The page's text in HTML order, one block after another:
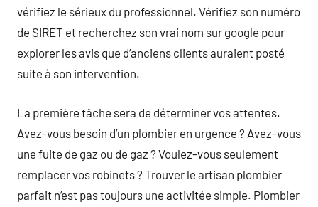
vérifiez le sérieux du professionnel. Vérifiez son numéro
de SIRET et recherchez son vrai nom sur google pour
explorer les avis que d’anciens clients auraient posté
suite à son intervention.
La première tâche sera de déterminer vos attentes.
Avez-vous besoin d’un plombier en urgence ? Avez-vous
une fuite de gaz ou de gaz ? Voulez-vous seulement
remplacer vos robinets ? Trouver le artisan plombier
parfait n’est pas toujours une activitée simple. Plombier